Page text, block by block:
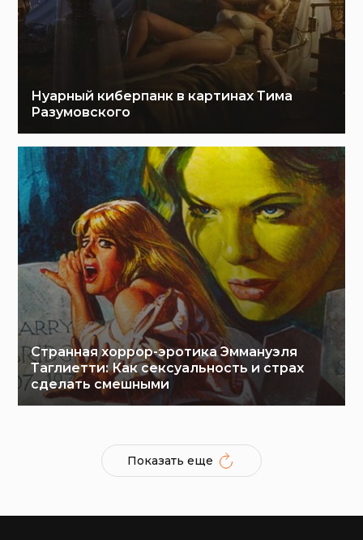
Нуарный киберпанк в картинах Тима
Разумовского
Странная хоррор-эротика Эммануэля
Таглиетти: Как сексуальность и страх
сделать смешными
Показать еще